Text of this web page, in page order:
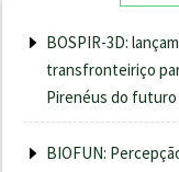
BOSPIR-3D:
transfronteiriço
Pirenéus do futuro
BIOFUN: